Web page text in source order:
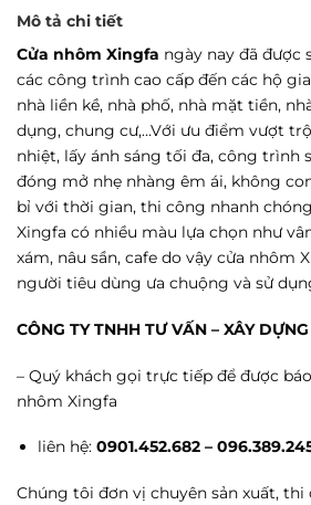
Mô tả chi tiết
Cửa nhôm Xingfa ngày nay đã được
các công trình cao cấp đến các hộ
nhà liền kề, nhà phố, nhà mặt tiền,
dụng, chung cư,…Với ưu điểm vượt
nhiệt, lấy ánh sáng tối đa, công trình
đóng mở nhẹ nhàng êm ái, không
bỉ với thời gian, thi công nhanh
Xingfa có nhiều màu lựa chọn như
xám, nâu sần, cafe do vậy cửa nhôm
người tiêu dùng ưa chuộng và sử
CÔNG TY TNHH TƯ VẤN – XÂY
– Quý khách gọi trực tiếp để được
nhôm Xingfa
liên hệ: 0901.452.682 –
Chúng tôi đơn vị chuyên sản xuất, thi